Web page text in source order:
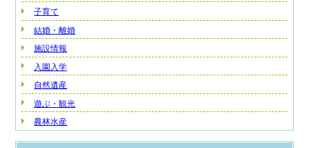
子育て
結婚・離婚
施設情報
入園入学
自然遺産
遊ぶ・観光
農林水産